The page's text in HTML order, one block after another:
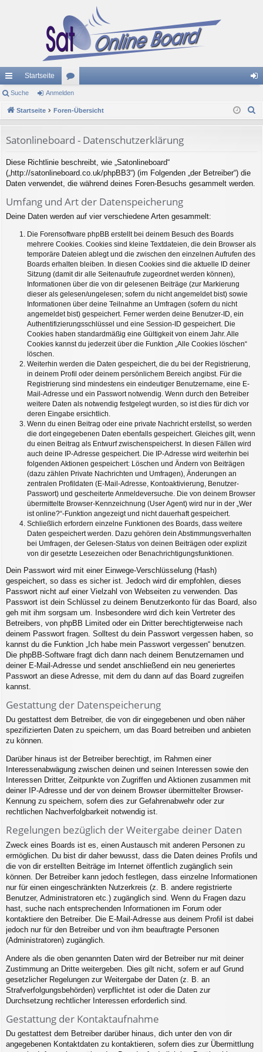
ch
ne
ug
riff
Startseite
or
en m
Suche Anmelden
Startseite Foren-Übersicht
Satonlineboard - Datenschutzerklärung
Diese Richtlinie beschreibt, wie „Satonlineboard“
(„http://satonlineboard.co.uk/phpBB3“) (im Folgenden „der Betreiber“) die
Daten verwendet, die während deines Foren-Besuchs gesammelt werden.
Umfang und Art der Datenspeicherung
Deine Daten werden auf vier verschiedene Arten gesammelt:
Die Forensoftware phpBB erstellt bei deinem Besuch des Boards
mehrere Cookies. Cookies sind kleine Textdateien, die dein Browser als
temporäre Dateien ablegt und die zwischen den einzelnen Aufrufen des
Boards erhalten bleiben. In diesen Cookies sind die aktuelle ID deiner
Sitzung (damit dir alle Seitenaufrufe zugeordnet werden können),
Informationen über die von dir gelesenen Beiträge (zur Markierung
dieser als gelesen/ungelesen; sofern du nicht angemeldet bist) sowie
Informationen über deine Teilnahme an Umfragen (sofern du nicht
angemeldet bist) gespeichert. Ferner werden deine Benutzer-ID, ein
Authentifizierungsschlüssel und eine Session-ID gespeichert. Die
Cookies haben standardmäßig eine Gültigkeit von einem Jahr. Alle
Cookies kannst du jederzeit über die Funktion „Alle Cookies löschen“
löschen.
Weiterhin werden die Daten gespeichert, die du bei der Registrierung,
in deinem Profil oder deinem persönlichem Bereich angibst. Für die
Registrierung sind mindestens ein eindeutiger Benutzername, eine E-
Mail-Adresse und ein Passwort notwendig. Wenn durch den Betreiber
weitere Daten als notwendig festgelegt wurden, so ist dies für dich vor
deren Eingabe ersichtlich.
Wenn du einen Beitrag oder eine private Nachricht erstellst, so werden
die dort eingegebenen Daten ebenfalls gespeichert. Gleiches gilt, wenn
du einen Beitrag als Entwurf zwischenspeicherst. In diesen Fällen wird
auch deine IP-Adresse gespeichert. Die IP-Adresse wird weiterhin bei
folgenden Aktionen gespeichert: Löschen und Ändern von Beiträgen
(dazu zählen Private Nachrichten und Umfragen), Änderungen an
zentralen Profildaten (E-Mail-Adresse, Kontoaktivierung, Benutzer-
Passwort) und gescheiterte Anmeldeversuche. Die von deinem Browser
übermittelte Browser-Kennzeichnung (User Agent) wird nur in der „Wer
ist online?“-Funktion angezeigt und nicht dauerhaft gespeichert.
Schließlich erfordern einzelne Funktionen des Boards, dass weitere
Daten gespeichert werden. Dazu gehören dein Abstimmungsverhalten
bei Umfragen, der Gelesen-Status von deinen Beiträgen oder explizit
von dir gesetzte Lesezeichen oder Benachrichtigungsfunktionen.
Dein Passwort wird mit einer Einwege-Verschlüsselung (Hash)
gespeichert, so dass es sicher ist. Jedoch wird dir empfohlen, dieses
Passwort nicht auf einer Vielzahl von Webseiten zu verwenden. Das
Passwort ist dein Schlüssel zu deinem Benutzerkonto für das Board, also
geh mit ihm sorgsam um. Insbesondere wird dich kein Vertreter des
Betreibers, von phpBB Limited oder ein Dritter berechtigterweise nach
deinem Passwort fragen. Solltest du dein Passwort vergessen haben, so
kannst du die Funktion „Ich habe mein Passwort vergessen“ benutzen.
Die phpBB-Software fragt dich dann nach deinem Benutzernamen und
deiner E-Mail-Adresse und sendet anschließend ein neu generiertes
Passwort an diese Adresse, mit dem du dann auf das Board zugreifen
kannst.
Gestattung der Datenspeicherung
Du gestattest dem Betreiber, die von dir eingegebenen und oben näher
spezifizierten Daten zu speichern, um das Board betreiben und anbieten
zu können.
Darüber hinaus ist der Betreiber berechtigt, im Rahmen einer
Interessenabwägung zwischen deinen und seinen Interessen sowie den
Interessen Dritter, Zeitpunkte von Zugriffen und Aktionen zusammen mit
deiner IP-Adresse und der von deinem Browser übermittelter Browser-
Kennung zu speichern, sofern dies zur Gefahrenabwehr oder zur
rechtlichen Nachverfolgbarkeit notwendig ist.
Regelungen bezüglich der Weitergabe deiner Daten
Zweck eines Boards ist es, einen Austausch mit anderen Personen zu
ermöglichen. Du bist dir daher bewusst, dass die Daten deines Profils und
die von dir erstellten Beiträge im Internet öffentlich zugänglich sein
können. Der Betreiber kann jedoch festlegen, dass einzelne Informationen
nur für einen eingeschränkten Nutzerkreis (z. B. andere registrierte
Benutzer, Administratoren etc.) zugänglich sind. Wenn du Fragen dazu
hast, suche nach entsprechenden Informationen im Forum oder
kontaktiere den Betreiber. Die E-Mail-Adresse aus deinem Profil ist dabei
jedoch nur für den Betreiber und von ihm beauftragte Personen
(Administratoren) zugänglich.
Andere als die oben genannten Daten wird der Betreiber nur mit deiner
Zustimmung an Dritte weitergeben. Dies gilt nicht, sofern er auf Grund
gesetzlicher Regelungen zur Weitergabe der Daten (z. B. an
Strafverfolgungsbehörden) verpflichtet ist oder die Daten zur
Durchsetzung rechtlicher Interessen erforderlich sind.
Gestattung der Kontaktaufnahme
Du gestattest dem Betreiber darüber hinaus, dich unter den von dir
angegebenen Kontaktdaten zu kontaktieren, sofern dies zur Übermittlung